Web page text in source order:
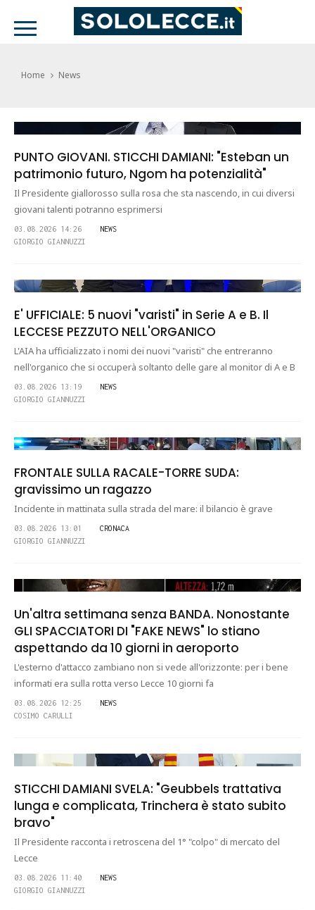
Home News
PUNTO GIOVANI. STICCHI DAMIANI: "Esteban un
patrimonio futuro, Ngom ha potenzialità"
Il Presidente giallorosso sulla rosa che sta nascendo, in cui diversi
giovani talenti potranno esprimersi
03.08.2026 14:26
NEWS
GIORGIO GIANNUZZI
E' UFFICIALE: 5 nuovi "varisti" in Serie A e B. Il
LECCESE PEZZUTO NELL'ORGANICO
L'AIA ha ufficializzato i nomi dei nuovi "varisti" che entreranno
nell'organico che si occuperà soltanto delle gare al monitor di A e B
03.08.2026 13:19
NEWS
GIORGIO GIANNUZZI
FRONTALE SULLA RACALE-TORRE SUDA:
gravissimo un ragazzo
Incidente in mattinata sulla strada del mare: il bilancio è grave
03.08.2026 13:01
CRONACA
GIORGIO GIANNUZZI
Un'altra settimana senza BANDA. Nonostante
GLI SPACCIATORI DI "FAKE NEWS" lo stiano
aspettando da 10 giorni in aeroporto
L'esterno d'attacco zambiano non si vede all'orizzonte: per i bene
informati era sulla rotta verso Lecce 10 giorni fa
03.08.2026 12:25
NEWS
COSIMO CARULLI
STICCHI DAMIANI SVELA: "Geubbels trattativa
lunga e complicata, Trinchera è stato subito
bravo"
Il Presidente racconta i retroscena del 1° "colpo" di mercato del
Lecce
03.08.2026 11:40
NEWS
GIORGIO GIANNUZZI